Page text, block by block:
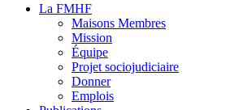
La FMHF
Maisons Membres
Mission
Équipe
Projet sociojudiciaire
Donner
Emplois